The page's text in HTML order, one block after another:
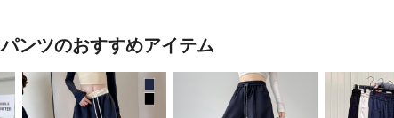
パンツのおすすめアイテム